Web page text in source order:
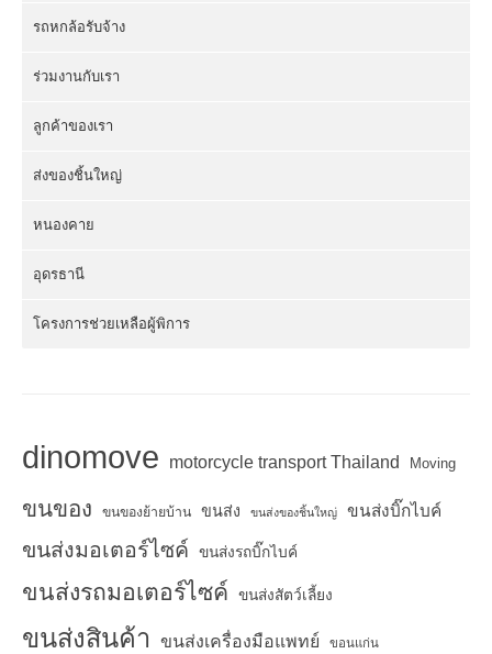
รถหกล้อรับจ้าง
ร่วมงานกับเรา
ลูกค้าของเรา
ส่งของชิ้นใหญ่
หนองคาย
อุดรธานี
โครงการช่วยเหลือผู้พิการ
dinomove motorcycle transport Thailand Moving
ขนของ ขนของย้ายบ้าน ขนส่ง ขนส่งของชิ้นใหญ่ ขนส่งบิ๊กไบค์
ขนส่งมอเตอร์ไซค์ ขนส่งรถบิ๊กไบค์
ขนส่งรถมอเตอร์ไซค์ ขนส่งสัตว์เลี้ยง
ขนส่งสินค้า ขนส่งเครื่องมือแพทย์ ขอนแก่น